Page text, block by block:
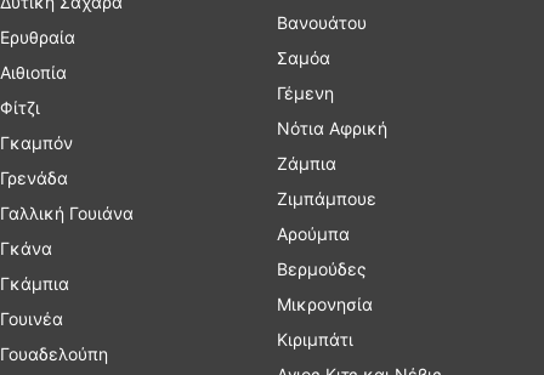
Ερυθραία
Αιθιοπία
Φίτζι
Γκαμπόν
Γρενάδα
Γαλλική Γουιάνα
Γκάνα
Γκάμπια
Γουινέα
Γουαδελούπη
Βανουάτου
Σαμόα
Γέμενη
Νότια Αφρική
Ζάμπια
Ζιμπάμπουε
Αρούμπα
Βερμούδες
Μικρονησία
Κιριμπάτι